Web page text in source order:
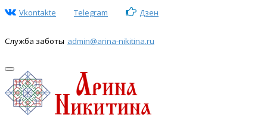
Vkontakte Telegram Дзен
Служба заботы admin@arina-nikitina.ru